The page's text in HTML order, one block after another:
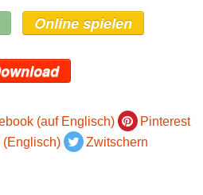
Online spielen
(auf Englisch)
Pinterest
(Englisch)
Zwitschern